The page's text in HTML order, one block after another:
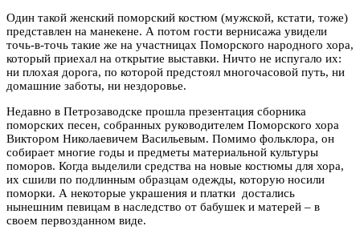
Один такой женский поморский костюм (мужской, кстати, тоже)
представлен на манекене. А потом гости вернисажа увидели
точь-в-точь такие же на участницах Поморского народного хора,
который приехал на открытие выставки. Ничто не испугало их:
ни плохая дорога, по которой предстоял многочасовой путь, ни
домашние заботы, ни нездоровье.
Недавно в Петрозаводске прошла презентация сборника
поморских песен, собранных руководителем Поморского хора
Виктором Николаевичем Васильевым. Помимо фольклора, он
собирает многие годы и предметы материальной культуры
поморов. Когда выделили средства на новые костюмы для хора,
их сшили по подлинным образцам одежды, которую носили
поморки. А некоторые украшения и платки достались
нынешним певицам в наследство от бабушек и матерей – в
своем первозданном виде.